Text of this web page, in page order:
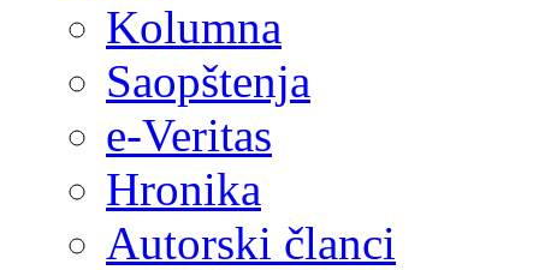
Kolumna
Saopštenja
e-Veritas
Hronika
Autorski članci